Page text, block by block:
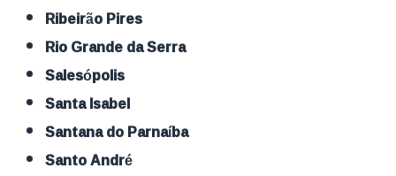
Ribeirão Pires
Rio Grande da Serra
Salesópolis
Santa Isabel
Santana do Parnaíba
Santo André